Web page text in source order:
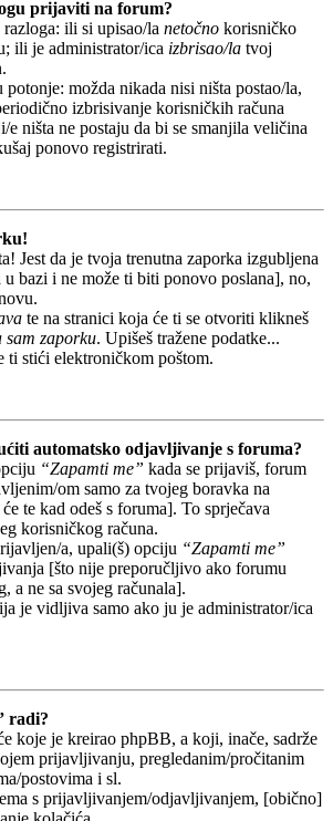
prijaviti na forum?
ili si upisao/la netočno korisničko
ili je administrator/ica izbrisao/la tvoj
možda nikada nisi ništa postao/la,
izbrisivanje korisničkih računa
e ništa ne postaju da bi se smanjila veličina
ponovo registrirati.
Jest da je tvoja trenutna zaporka izgubljena
bazi i ne može ti biti ponovo poslana], no,
te na stranici koja će ti se otvoriti klikneš
zaporku. Upišeš tražene podatke...
ti stići elektroničkom poštom.
automatsko odjavljivanje s foruma?
“Zapamti me” kada se prijaviš, forum
om samo za tvojeg boravka na
te kad odeš s foruma]. To sprječava
korisničkog računa.
a, upali(š) opciju “Zapamti me”
[što nije preporučljivo ako forumu
a ne sa svojeg računala].
je vidljiva samo ako ju je administrator/ica
radi?
koje je kreirao phpBB, a koji, inače, sadrže
prijavljivanju, pregledanim/pročitanim
postovima i sl.
s prijavljivanjem/odjavljivanjem, [obično]